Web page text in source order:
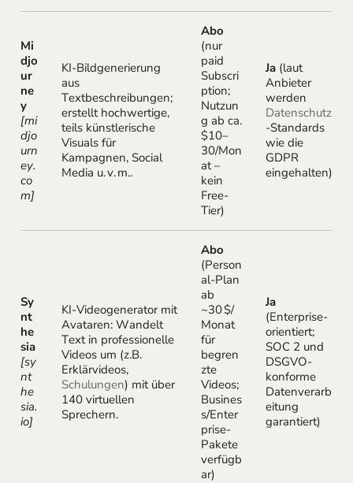
Mi
djo
ur
ne
y
[mi
djo
urn
ey.
co
m]
KI-Bildgenerierung
aus
Textbeschreibungen;
erstellt hochwertige,
teils künstlerische
Visuals für
Kampagnen, Social
Media u. v. m..
Abo
(nur
paid
Subscri
ption;
Nutzun
g ab ca.
$10–
30/Mon
at –
kein
Free-
Tier)
Ja(laut
Anbieter
werden
Datenschutz
-Standards
wie die
GDPR
eingehalten)
Sy
nt
he
sia
[sy
nt
he
sia.
io]
KI-Videogenerator mit
Avataren: Wandelt
Text in professionelle
Videos um (z.B.
Erklärvideos,
Schulungen) mit über
140 virtuellen
Sprechern.
Abo
(Person
al-Plan
ab
~30 $/
Monat
für
begren
zte
Videos;
Busines
s/Enter
prise-
Pakete
verfügb
ar)
Ja
(Enterprise-
orientiert;
SOC 2 und
DSGVO-
konforme
Datenverarb
eitung
garantiert)